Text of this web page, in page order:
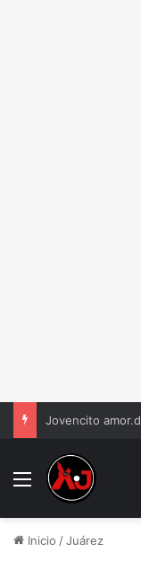
Jovencito
Menu
Inicio /Juárez